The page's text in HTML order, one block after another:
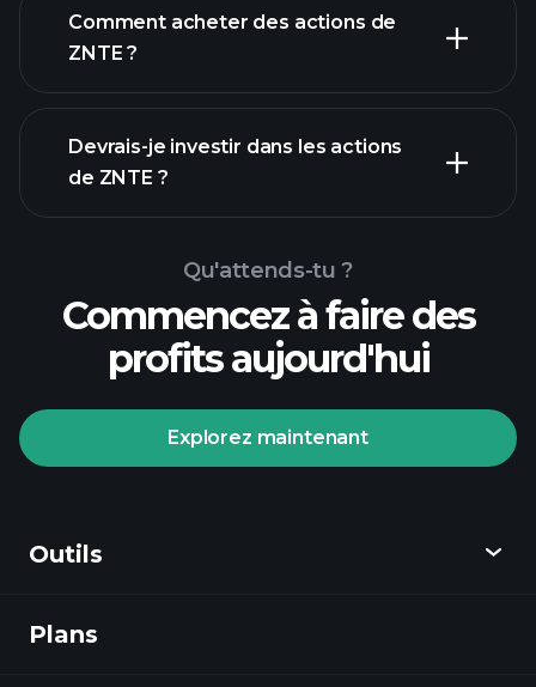
rapports financiers
Comment acheter des actions de
ZNTE ?
Tournois Playtrade
Devrais-je investir dans les actions
de ZNTE ?
informations quotidiennes sur le marché
Qu'attends-tu ?
Commencez à faire des
profits aujourd'hui
Explorez maintenant
Outils
Découvrir
Plans